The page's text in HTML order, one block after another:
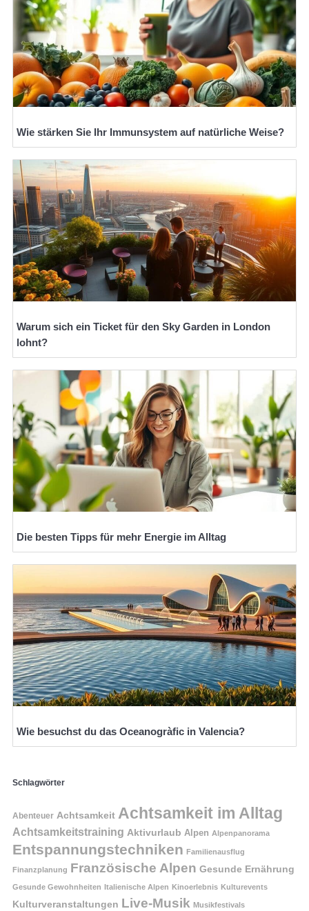
Wie stärken Sie Ihr Immunsystem auf natürliche Weise?
Warum sich ein Ticket für den Sky Garden in London
lohnt?
Die besten Tipps für mehr Energie im Alltag
Wie besuchst du das Oceanogràfic in Valencia?
Schlagwörter
Abenteuer Achtsamkeit Achtsamkeit im Alltag
Achtsamkeitstraining Aktivurlaub Alpen Alpenpanorama
Entspannungstechniken Familienausflug
Finanzplanung Französische Alpen Gesunde Ernährung
Gesunde Gewohnheiten Italienische Alpen Kinoerlebnis Kulturevents
Kulturveranstaltungen Live-Musik Musikfestivals